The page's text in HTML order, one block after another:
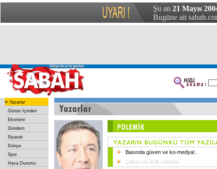
Şu an 21 Mayıs
Bugüne ait
» Yazarlar
Günün İçinden
Ekonomi
Gündem
Siyaset
Dünya
Spor
Hava Durumu
Basında güven ve ko-medya!..
Çakıcı ve BJK camiası